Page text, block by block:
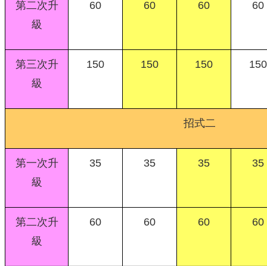
第二次升
級
60 60 60 60
第三次升
級
150 150 150 150
招式二
第一次升
級
35 35 35 35
第二次升
級
60 60 60 60